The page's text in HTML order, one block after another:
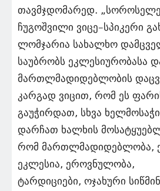
თავმჯდომარედ.
ჩუგოშვილი ვიცე–სპიკერი
ლომჯარია სახალხო
საუბრობს ეკლესიურობასა
მართლმადიდებლობის
კარგად ვიცით, რომ ეს
გაუჭირდათ, სხვა
დარჩათ ხალხის
რომ მართლმადიდებლობა,
ეკლესია, ეროვნულობა,
ტარდიციები, ოჯახური